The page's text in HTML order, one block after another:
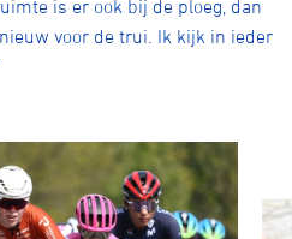
is er ook bij de ploeg, dan
voor de trui. Ik kijk in ieder